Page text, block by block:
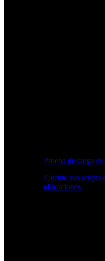
Prueba de carga
Ejecute sus scripts
ubicaciones.